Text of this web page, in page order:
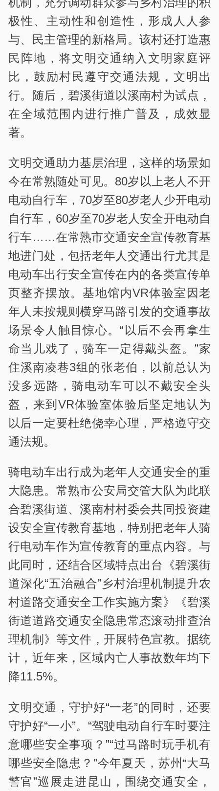
极性、主动性和创造性，形成人人参
与、民主管理的新格局。该村还打造惠
民阵地，将文明交通纳入文明家庭评
比，鼓励村民遵守交通法规，文明出
行。随后，碧溪街道以溪南村为试点，
在全域范围内进行推广普及，成效显
著。
文明交通助力基层治理，这样的场景如
今在常熟随处可见。80岁以上老人不开
电动自行车，70岁至80岁老人少开电动
自行车，60岁至70岁老人安全开电动自
行车……在常熟市交通安全宣传教育基
地进门处，包括老年人交通出行尤其是
电动车出行安全宣传在内的各类宣传单
页整齐摆放。基地馆内VR体验室因老
年人未按规则横穿马路引发的交通事故
场景令人触目惊心。“以后不会再拿生
命当儿戏了，骑车一定得戴头盔。”家
住溪南凌巷3组的张老伯，以前总认为
没多远路，骑电动车可以不戴安全头
盔，来到VR体验室体验后坚定地认为
以后一定要杜绝侥幸心理，严格遵守交
通法规。
骑电动车出行成为老年人交通安全的重
大隐患。常熟市公安局交管大队为此联
合碧溪街道、溪南村村委会共同投资建
设安全宣传教育基地，特别把老年人骑
行电动车作为宣传教育的重点内容。与
此同时，还结合区域特点出台《碧溪街
道深化“五治融合”乡村治理机制提升农
村道路交通安全工作实施方案》《碧溪
街道道路交通安全隐患常态滚动排查治
理机制》等文件，开展特色宣教。据统
计，近年来，区域内亡人事故数年均下
降11.5%。
文明交通，守护好“一老”的同时，还要
守护好“一小”。“驾驶电动自行车时要注
意哪些安全事项？”“过马路时玩手机有
哪些安全隐患？”今年夏天，苏州“大马
警官”巡展走进昆山，围绕交通安全，